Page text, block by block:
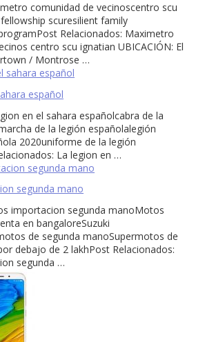
comunidad de vecinoscentro scu
scuresilient family
Relacionados: Maximetro
centro scu ignatian UBICACIÓN: El
/ Montrose …
español
en el sahara españolcabra de la
de la legión españolalegión
2020uniforme de la legión
La legion en …
segunda mano
importacion segunda manoMotos
en bangaloreSuzuki
de segunda manoSupermotos de
debajo de 2 lakhPost Relacionados:
segunda …